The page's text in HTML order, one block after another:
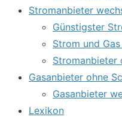
Stromanbieter
Günstigster
Strom und
Stromanbieter
Gasanbieter ohne
Gasanbieter
Lexikon